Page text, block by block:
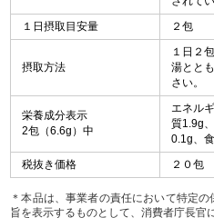
１日摂取目安量
２包
摂取方法
１日２
湯とと
さい。
栄養成分表示
2包（6.6g）中
エネル
質1.9g
0.1g、
税抜き価格
２０包
＊本品は、事業者の責任において特定
旨を表示するものとして、消費者庁長官